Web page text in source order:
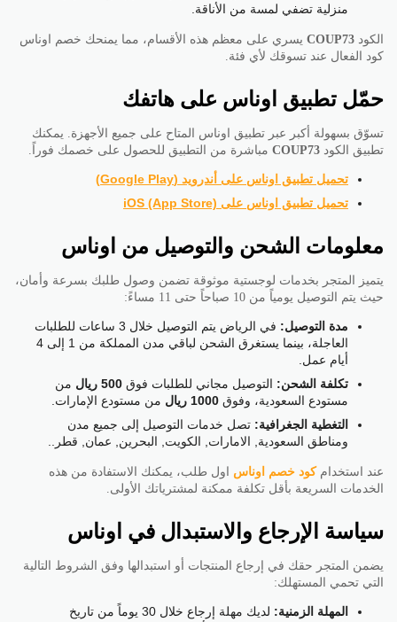
منزلية تضفي لمسة من الأناقة.
الكود COUP73 يسري على معظم هذه الأقسام، مما يمنحك خصم اوناس
كود الفعال عند تسوقك لأي فئة.
حمّل تطبيق اوناس على هاتفك
تسوّق بسهولة أكبر عبر تطبيق اوناس المتاح على جميع الأجهزة. يمكنك
تطبيق الكود COUP73 مباشرة من التطبيق للحصول على خصمك فوراً.
تحميل تطبيق اوناس على أندرويد (Google Play)
تحميل تطبيق اوناس على iOS (App Store)
معلومات الشحن والتوصيل من اوناس
يتميز المتجر بخدمات لوجستية موثوقة تضمن وصول طلبك بسرعة وأمان،
حيث يتم التوصيل يومياً من 10 صباحاً حتى 11 مساءً:
مدة التوصيل:
في الرياض يتم التوصيل خلال 3 ساعات للطلبات
العاجلة، بينما يستغرق الشحن لباقي مدن المملكة من 1 إلى 4
أيام عمل.
تكلفة الشحن: التوصيل مجاني للطلبات فوق 500 ريال
من
مستودع السعودية، وفوق 1000 ريال
من مستودع الإمارات.
التغطية الجغرافية: تصل خدمات التوصيل إلى جميع مدن
ومناطق السعودية, الامارات, الكويت, البحرين, عمان, قطر..
عند استخدامكود خصم اوناس اول طلب، يمكنك الاستفادة من هذه
الخدمات السريعة بأقل تكلفة ممكنة لمشترياتك الأولى.
سياسة الإرجاع والاستبدال في اوناس
يضمن المتجر حقك في إرجاع المنتجات أو استبدالها وفق الشروط التالية
التي تحمي المستهلك:
المهلة الزمنية:
لديك مهلة إرجاع خلال 30 يوماً من تاريخ